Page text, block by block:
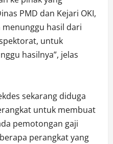
PMD dan Kejari OKI,
hasil dari
untuk
hasilnya”, jelas
sekarang diduga
untuk membuat
pemotongan gaji
perangkat yang